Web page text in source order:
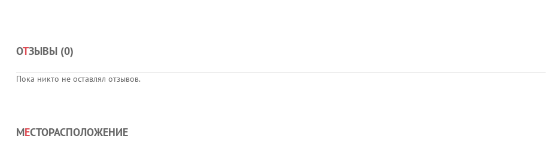
ОТЗЫВЫ (0)
Пока никто не оставлял отзывов.
МЕСТОРАСПОЛОЖЕНИЕ